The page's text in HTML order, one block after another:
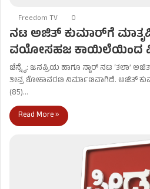
Freedom TV 0
ನಟ ಅಜಿತ್ ಕುಮಾರ್‌ಗೆ
ವಯೋಸಹಜ ಕಾಯಿಲೆಯಿಂದ
ಚೆನ್ನೈ: ಜನಪ್ರಿಯ ಹಾಗೂ ಸ್ಟಾರ್ ನಟ ‘ತಲಾ’
ತೀವ್ರ ಶೋಕಾವರಣ ನಿರ್ಮಾಣವಾಗಿದೆ. ಅಜಿತ್
(85)…
Read More »